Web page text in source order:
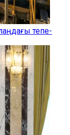
тепе-